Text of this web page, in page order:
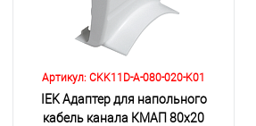
Артикул: CKK11D-A-080-020-K01
IEK Адаптер для напольного
кабель канала КМАП 80х20